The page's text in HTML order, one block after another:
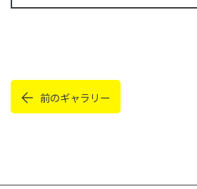
前のギャラリー